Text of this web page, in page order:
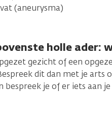
(aneurysma)
holle ader:
gezicht of een
dit dan met je arts
bespreek je of er iets aan